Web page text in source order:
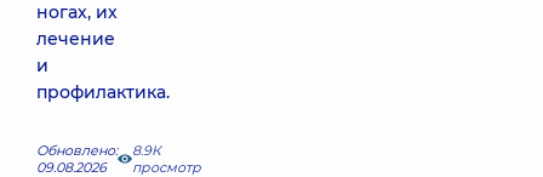
ногах, их
лечение
и
профилактика.
Обновлено:
09.08.2026
8.9К
просмотр